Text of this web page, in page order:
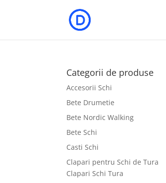
Categorii de produse
Accesorii Schi
Bete Drumetie
Bete Nordic Walking
Bete Schi
Casti Schi
Clapari pentru Schi de Tura
Clapari Schi Tura